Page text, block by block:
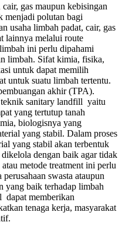
gas maupun kebisingan
menjadi polutan bagi
usaha limbah padat, cair, gas
lainnya melalui route
ini perlu dipahami
limbah. Sifat kimia, fisika,
untuk dapat memilih
untuk suatu limbah tertentu.
akhir (TPA).
sanitary landfill yaitu
yang tertutup tanah
biologisnya yang
yang stabil. Dalam proses
yang stabil akan terbentuk
dengan baik agar tidak
metode treatment ini perlu
swasta ataupun
yang baik terhadap limbah
dapat memberikan
tenaga kerja, masyarakat